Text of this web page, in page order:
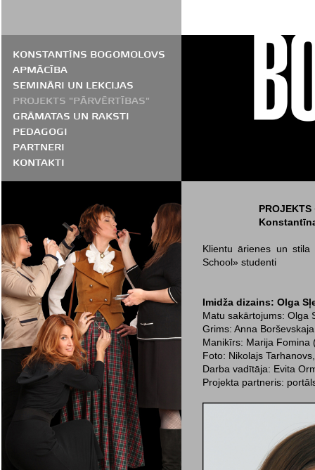
KONSTANTĪNS BOGOMOLOVS
APMĀCĪBA
SEMINĀRI UN LEKCIJAS
PROJEKTS "PĀRVĒRTĪBAS"
GRĀMATAS UN RAKSTI
PEDAGOGI
PARTNERI
KONTAKTI
Klientu ārienes un stila
School» studenti
Imidža dizains: Olga
Matu sakārtojums: Olga
Grims: Anna
Manikīrs: Marija Fomina
Foto: Nikolajs
Darba vadītāja: Evita
Projekta partneris: